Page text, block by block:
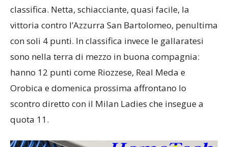
classifica. Netta, schiacciante, quasi facile, la
vittoria contro l’Azzurra San Bartolomeo, penultima
con soli 4 punti. In classifica invece le gallaratesi
sono nella terra di mezzo in buona compagnia:
hanno 12 punti come Riozzese, Real Meda e
Orobica e domenica prossima affrontano lo
scontro diretto con il Milan Ladies che insegue a
quota 11.